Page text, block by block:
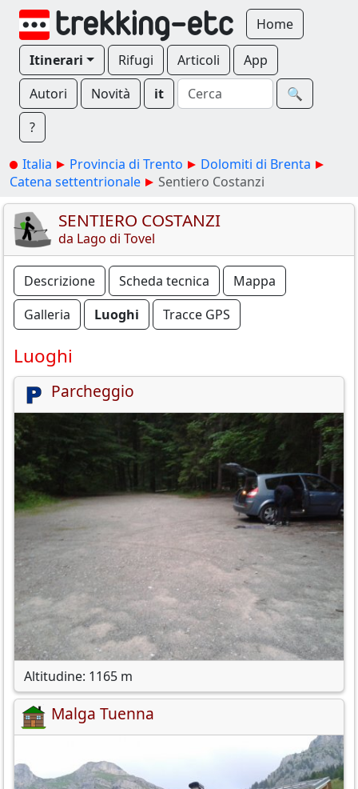
Home
Itinerari Rifugi Articoli
App
Autori
Novità it
🔍︎
?
Italia Provincia di Trento
Dolomiti di Brenta
Catena settentrionale
Sentiero Costanzi
SENTIERO COSTANZI
da Lago di Tovel
Descrizione Scheda tecnica
Mappa
Galleria
Luoghi Tracce GPS
Luoghi
Parcheggio
Altitudine: 1165 m
Malga Tuenna